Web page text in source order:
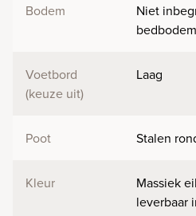
Bodem
Niet
Voetbord
(keuze uit)
Laag
Poot Stalen
Kleur
Massiek
leverbaar